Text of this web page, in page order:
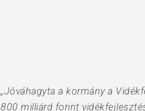
„Jóváhagyta a kormány a
800 milliárd forint